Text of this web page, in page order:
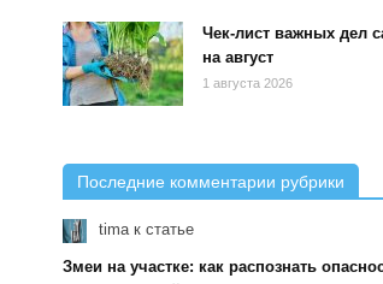
Чек-лист важных дел
на август
1 августа 2026
Последние комментарии рубрики
timaк статье
Змеи на участке: как распознать